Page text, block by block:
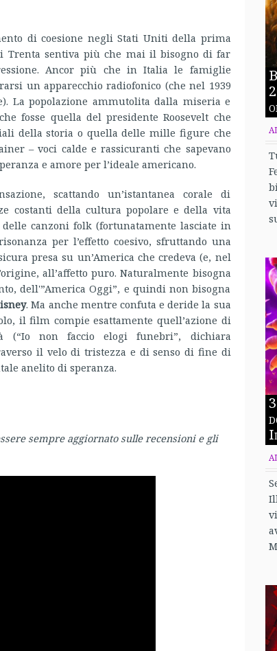
di coesione negli Stati Uniti della prima
Trenta sentiva più che mai il bisogno di far
Ancor più che in Italia le famiglie
un apparecchio radiofonico (che nel 1939
La popolazione ammutolita dalla miseria e
fosse quella del presidente Roosevelt che
della storia o quella delle mille figure che
– voci calde e rassicuranti che sapevano
e amore per l’ideale americano.
scattando un’istantanea corale di
costanti della cultura popolare e della vita
canzoni folk (fortunatamente lasciate in
per l’effetto coesivo, sfruttando una
presa su un’America che credeva (e, nel
all’affetto puro. Naturalmente bisogna
dell'”America Oggi”, e quindi non bisogna
. Ma anche mentre confuta e deride la sua
il film compie esattamente quell’azione di
(“Io non faccio elogi funebri”, dichiara
il velo di tristezza e di senso di fine di
anelito di speranza.
sempre aggiornato sulle recensioni e gli